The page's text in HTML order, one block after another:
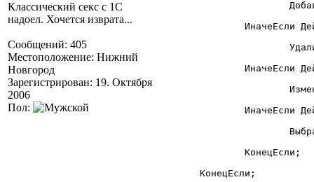
Классический секс с 1С
надоел. Хочется изврата...
Сообщений: 405
Местоположение: Нижний
Новгород
Зарегистрирован: 19. Октября
2006
Пол: